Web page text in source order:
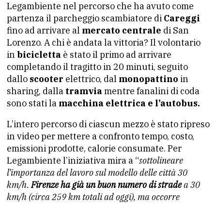
Legambiente nel percorso che ha avuto come
partenza il parcheggio scambiatore di Careggi
fino ad arrivare al mercato centrale di San
Lorenzo. A chi è andata la vittoria? Il volontario
in bicicletta è stato il primo ad arrivare
completando il tragitto in 20 minuti, seguito
dallo scooter elettrico, dal monopattino in
sharing, dalla tramvia mentre fanalini di coda
sono stati la macchina elettrica e l’autobus.
L’intero percorso di ciascun mezzo è stato ripreso
in video per mettere a confronto tempo, costo,
emissioni prodotte, calorie consumate. Per
Legambiente l’iniziativa mira a “sottolineare
l’importanza del lavoro sul modello delle città 30
km/h.Firenze ha già un buon numero di stradea 30
km/h (circa 259 km totali ad oggi), ma occorre